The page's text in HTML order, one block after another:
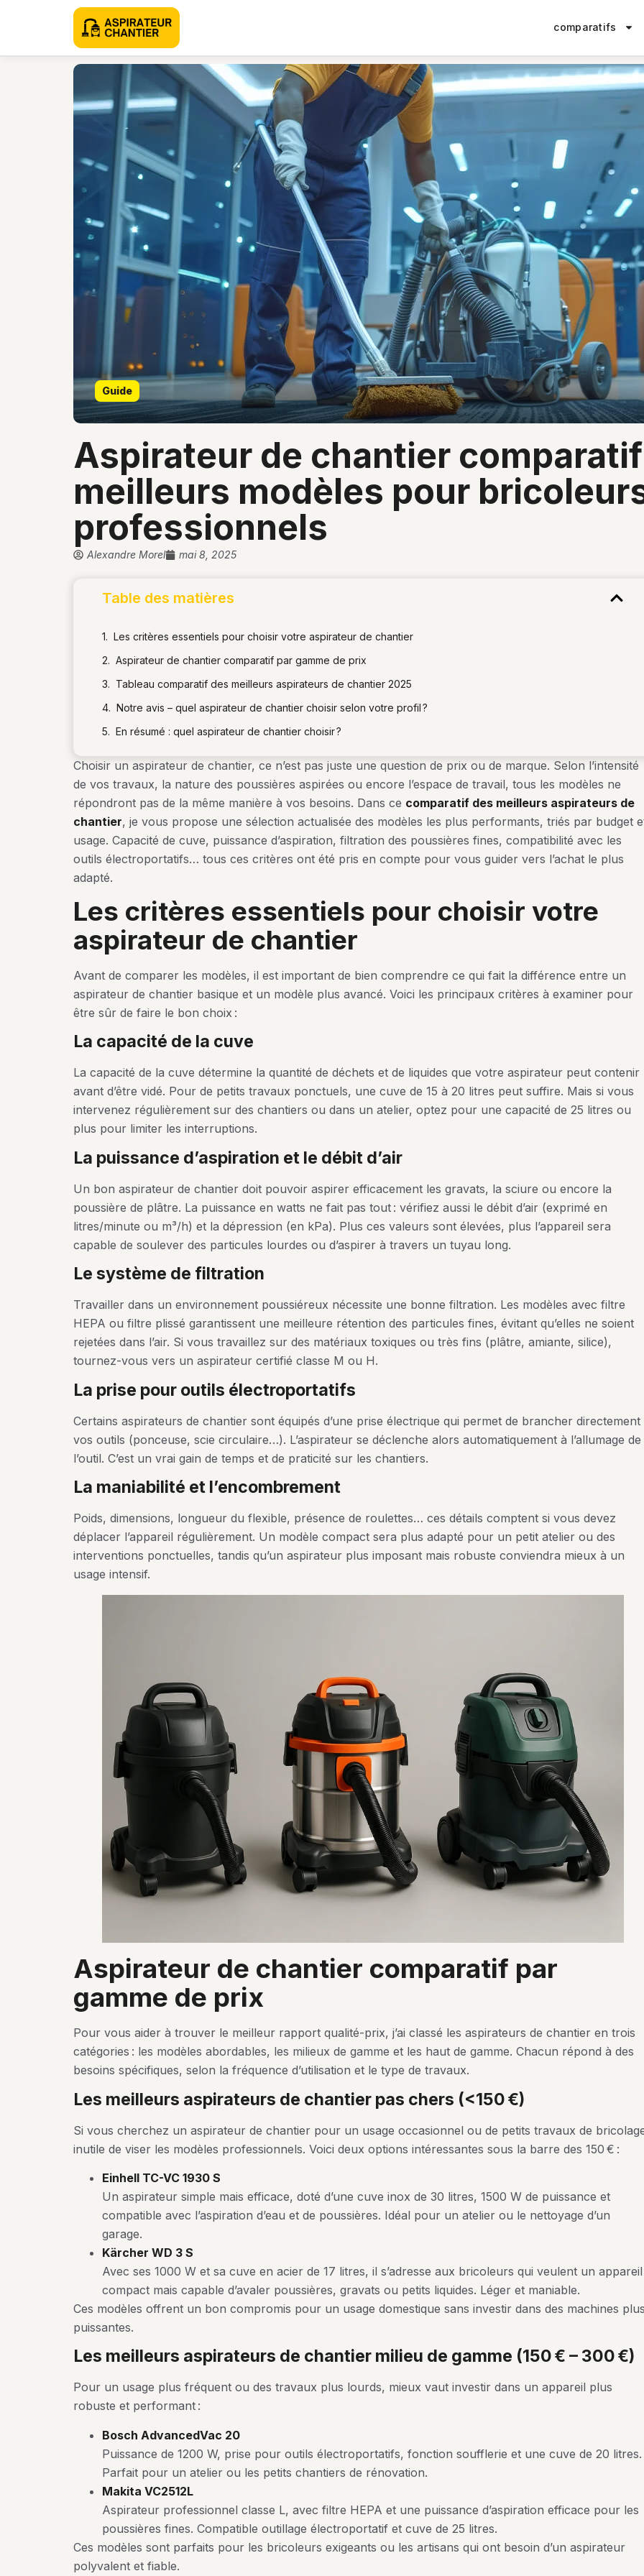
comparatifs
Guide
aspirateur de chantier comparatif 2026 : les
meilleurs modèles pour
professionnels
Alexandre Morel mai 8, 2025
Table des matières
Les critères essentiels pour choisir votre aspirateur de chantier
Aspirateur de chantier comparatif par gamme de prix
Tableau comparatif des meilleurs aspirateurs de chantier 2025
Notre avis – quel aspirateur de chantier choisir selon votre profil ?
En résumé : quel aspirateur de chantier choisir ?
Choisir un aspirateur de chantier, ce n’est pas juste une question de prix ou de marque. Selon l’intensité
de vos travaux, la nature des poussières aspirées ou encore l’espace de travail, tous les modèles ne
répondront pas de la même manière à vos besoins. Dans ce comparatif des meilleurs aspirateurs de
chantier, je vous propose une sélection actualisée des modèles les plus performants, triés par budget
usage. Capacité de cuve, puissance d’aspiration, filtration des poussières fines, compatibilité avec les
outils électroportatifs… tous ces critères ont été pris en compte pour vous guider vers l’achat le plus
adapté.
les critères essentiels pour choisir votre
aspirateur de chantier
Avant de comparer les modèles, il est important de bien comprendre ce qui fait la différence entre un
aspirateur de chantier basique et un modèle plus avancé. Voici les principaux critères à examiner pour
être sûr de faire le bon choix :
la capacité de la cuve
La capacité de la cuve détermine la quantité de déchets et de liquides que votre aspirateur peut contenir
avant d’être vidé. Pour de petits travaux ponctuels, une cuve de 15 à 20 litres peut suffire. Mais si vous
intervenez régulièrement sur des chantiers ou dans un atelier, optez pour une capacité de 25 litres ou
plus pour limiter les interruptions.
la puissance d’aspiration et le débit d’air
Un bon aspirateur de chantier doit pouvoir aspirer efficacement les gravats, la sciure ou encore la
poussière de plâtre. La puissance en watts ne fait pas tout : vérifiez aussi le débit d’air (exprimé en
litres/minute ou m³/h) et la dépression (en kPa). Plus ces valeurs sont élevées, plus l’appareil sera
capable de soulever des particules lourdes ou d’aspirer à travers un tuyau long.
le système de filtration
Travailler dans un environnement poussiéreux nécessite une bonne filtration. Les modèles avec filtre
HEPA ou filtre plissé garantissent une meilleure rétention des particules fines, évitant qu’elles ne soient
rejetées dans l’air. Si vous travaillez sur des matériaux toxiques ou très fins (plâtre, amiante, silice),
tournez-vous vers un aspirateur certifié classe M ou H.
la prise pour outils électroportatifs
Certains aspirateurs de chantier sont équipés d’une prise électrique qui permet de brancher directement
vos outils (ponceuse, scie circulaire…). L’aspirateur se déclenche alors automatiquement à l’allumage de
l’outil. C’est un vrai gain de temps et de praticité sur les chantiers.
la maniabilité et l’encombrement
Poids, dimensions, longueur du flexible, présence de roulettes… ces détails comptent si vous devez
déplacer l’appareil régulièrement. Un modèle compact sera plus adapté pour un petit atelier ou des
interventions ponctuelles, tandis qu’un aspirateur plus imposant mais robuste conviendra mieux à un
usage intensif.
aspirateur de chantier comparatif par
gamme de prix
Pour vous aider à trouver le meilleur rapport qualité-prix, j’ai classé les aspirateurs de chantier en trois
catégories : les modèles abordables, les milieux de gamme et les haut de gamme. Chacun répond à des
besoins spécifiques, selon la fréquence d’utilisation et le type de travaux.
les meilleurs aspirateurs de chantier pas chers (<150 €)
Si vous cherchez un aspirateur de chantier pour un usage occasionnel ou de petits travaux de
inutile de viser les modèles professionnels. Voici deux options intéressantes sous la barre des 150 € :
Einhell TC-VC 1930 S
Un aspirateur simple mais efficace, doté d’une cuve inox de 30 litres, 1500 W de puissance et
compatible avec l’aspiration d’eau et de poussières. Idéal pour un atelier ou le nettoyage d’un
garage.
Kärcher WD 3 S
Avec ses 1000 W et sa cuve en acier de 17 litres, il s’adresse aux bricoleurs qui veulent un appareil
compact mais capable d’avaler poussières, gravats ou petits liquides. Léger et maniable.
Ces modèles offrent un bon compromis pour un usage domestique sans investir dans des machines
puissantes.
les meilleurs aspirateurs de chantier milieu de gamme (150 € – 300 €)
Pour un usage plus fréquent ou des travaux plus lourds, mieux vaut investir dans un appareil plus
robuste et performant :
Bosch AdvancedVac 20
Puissance de 1200 W, prise pour outils électroportatifs, fonction soufflerie et une cuve de 20 litres.
Parfait pour un atelier ou les petits chantiers de rénovation.
Makita VC2512L
Aspirateur professionnel classe L, avec filtre HEPA et une puissance d’aspiration efficace pour les
poussières fines. Compatible outillage électroportatif et cuve de 25 litres.
Ces modèles sont parfaits pour les bricoleurs exigeants ou les artisans qui ont besoin d’un aspirateur
polyvalent et fiable.